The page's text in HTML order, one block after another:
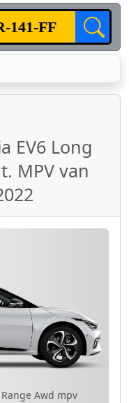
EV6 Long
MPV van
Range Awd mpv